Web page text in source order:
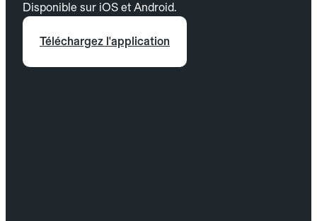
Disponible sur iOS et Android.
Téléchargez l'application